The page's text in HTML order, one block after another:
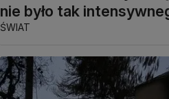
nie było tak
ŚWIAT